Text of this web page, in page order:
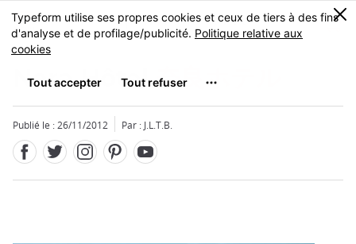
Skip
to
main
MENU
0
Nara Hôtel奈良ホテル
Publié le : 26/11/2012 Par : J.L.T.B.
Fermer